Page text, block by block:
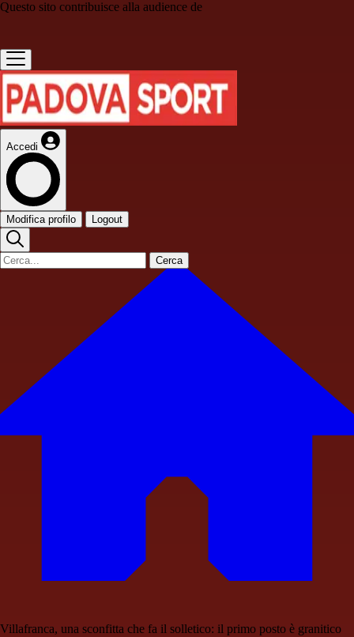
Questo sito contribuisce alla audience de
Accedi
Modifica profilo Logout
Cerca
Villafranca, una sconfitta che fa il solletico: il primo posto è granitico